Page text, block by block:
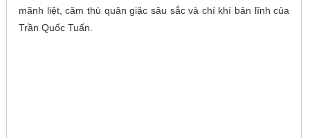
mãnh liệt, căm thù quân giặc sâu sắc và chí khí bản lĩnh của
Trần Quốc Tuấn.